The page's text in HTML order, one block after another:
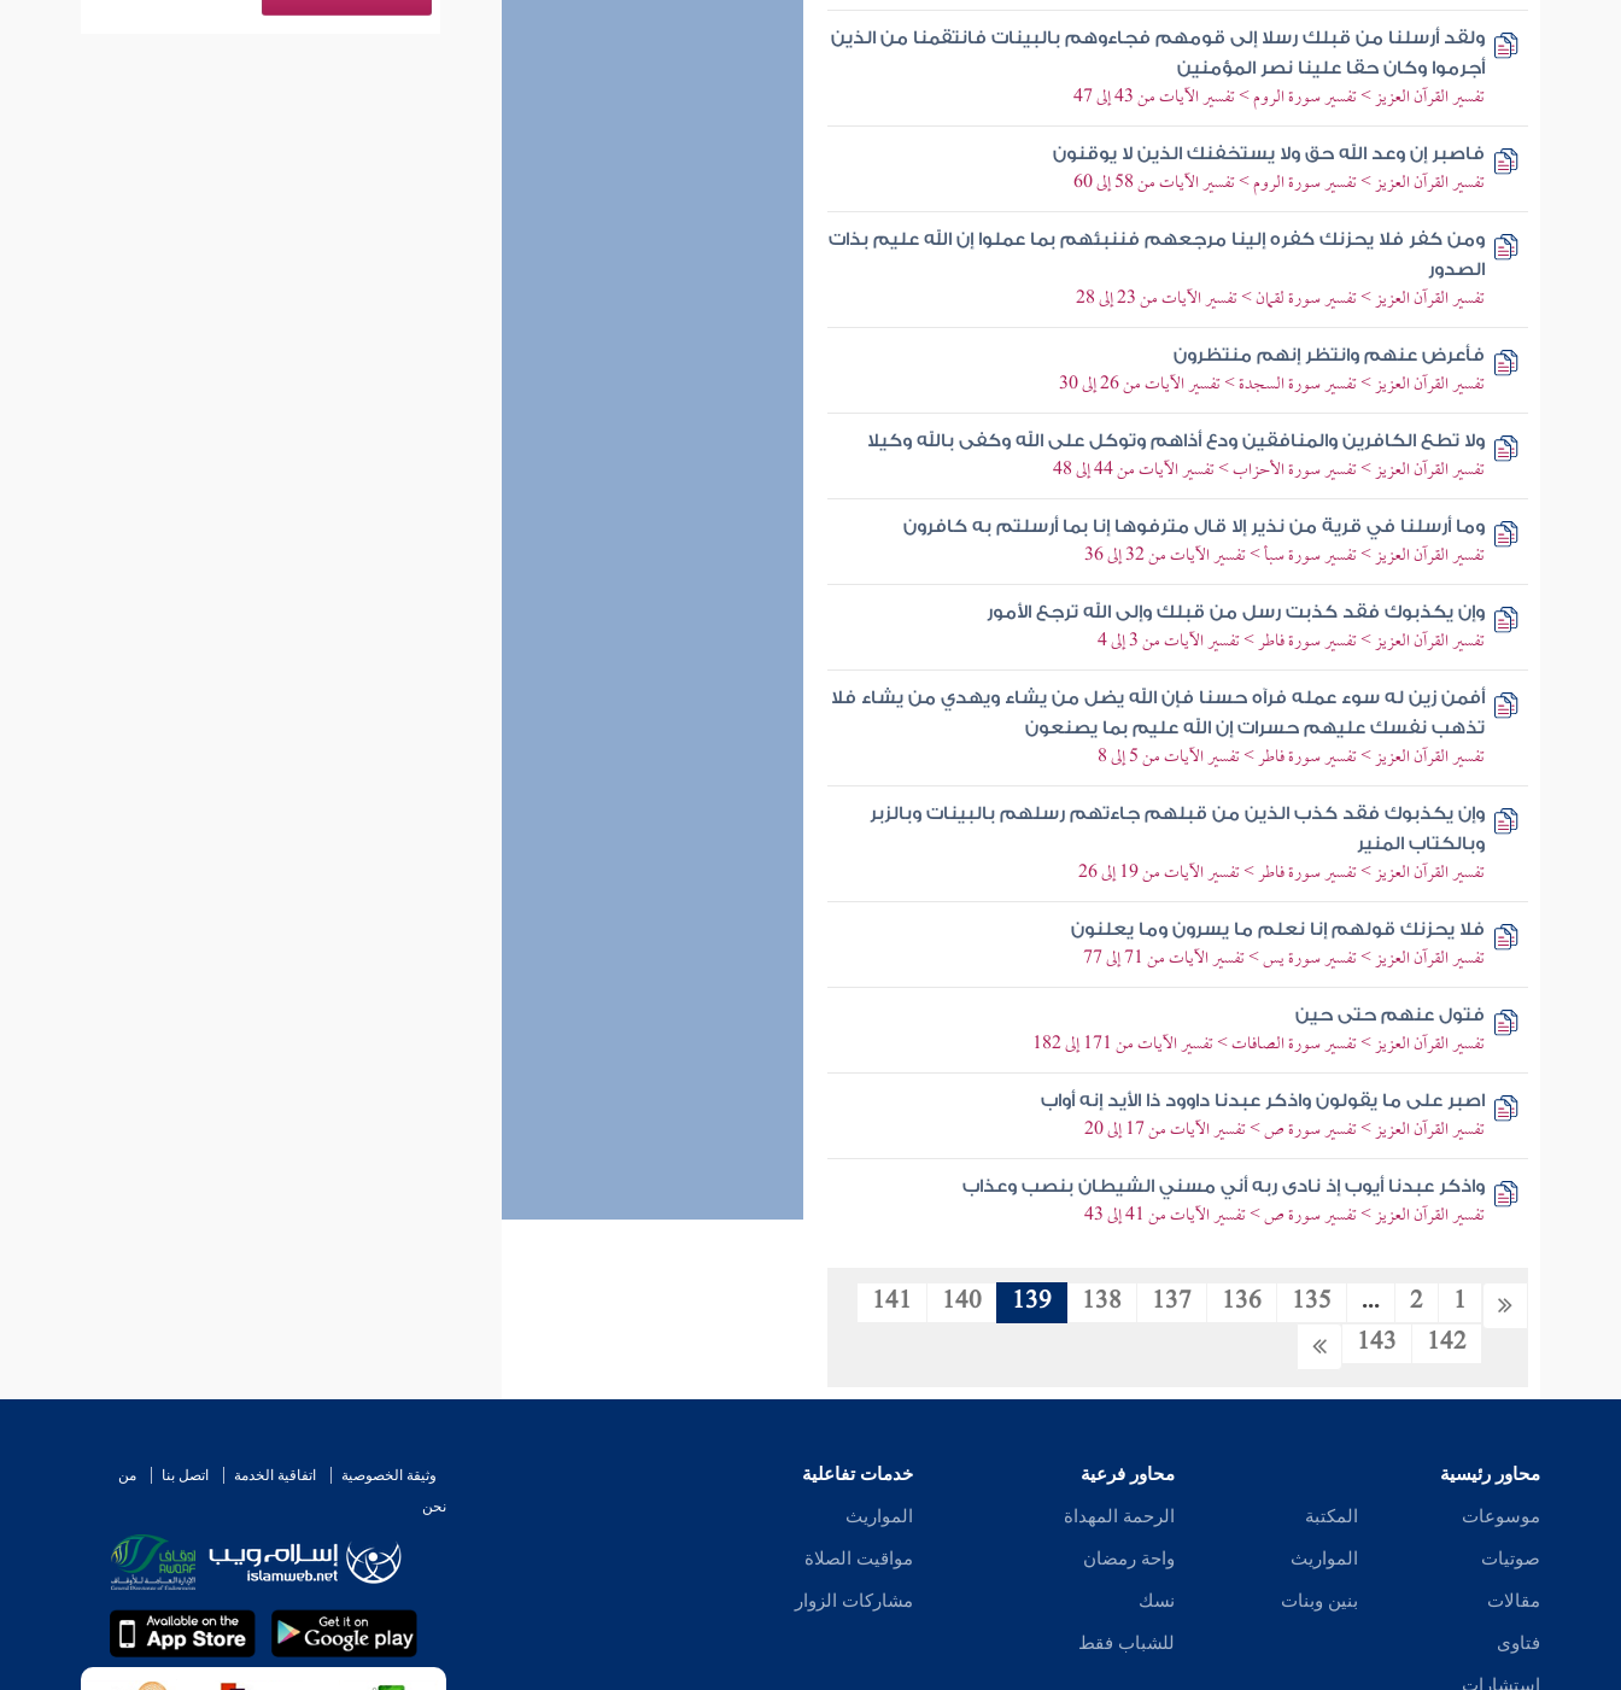
ولقد أرسلنا من قبلك رسلا إلى قومهم فجاءوهم بالبينات فانتقمنا من الذين
أجرموا وكان حقا علينا نصر المؤمنين
تفسير القرآن العزيز > تفسير سورة الروم > تفسير الآيات من 43 إلى 47
فاصبر إن وعد الله حق ولا يستخفنك الذين لا يوقنون
تفسير القرآن العزيز > تفسير سورة الروم > تفسير الآيات من 58 إلى 60
ومن كفر فلا يحزنك كفره إلينا مرجعهم فننبئهم بما عملوا إن الله عليم بذات
الصدور
تفسير القرآن العزيز > تفسير سورة لقمان > تفسير الآيات من 23 إلى 28
فأعرض عنهم وانتظر إنهم منتظرون
تفسير القرآن العزيز > تفسير سورة السجدة > تفسير الآيات من 26 إلى 30
ولا تطع الكافرين والمنافقين ودع أذاهم وتوكل على الله وكفى بالله وكيلا
تفسير القرآن العزيز > تفسير سورة الأحزاب > تفسير الآيات من 44 إلى 48
وما أرسلنا في قرية من نذير إلا قال مترفوها إنا بما أرسلتم به كافرون
تفسير القرآن العزيز > تفسير سورة سبأ > تفسير الآيات من 32 إلى 36
وإن يكذبوك فقد كذبت رسل من قبلك وإلى الله ترجع الأمور
تفسير القرآن العزيز > تفسير سورة فاطر > تفسير الآيات من 3 إلى 4
أفمن زين له سوء عمله فرآه حسنا فإن الله يضل من يشاء ويهدي من يشاء فلا
تذهب نفسك عليهم حسرات إن الله عليم بما يصنعون
تفسير القرآن العزيز > تفسير سورة فاطر > تفسير الآيات من 5 إلى 8
وإن يكذبوك فقد كذب الذين من قبلهم جاءتهم رسلهم بالبينات وبالزبر
وبالكتاب المنير
تفسير القرآن العزيز > تفسير سورة فاطر > تفسير الآيات من 19 إلى 26
فلا يحزنك قولهم إنا نعلم ما يسرون وما يعلنون
تفسير القرآن العزيز > تفسير سورة يس > تفسير الآيات من 71 إلى 77
فتول عنهم حتى حين
تفسير القرآن العزيز > تفسير سورة الصافات > تفسير الآيات من 171 إلى 182
اصبر على ما يقولون واذكر عبدنا داوود ذا الأيد إنه أواب
تفسير القرآن العزيز > تفسير سورة ص > تفسير الآيات من 17 إلى 20
واذكر عبدنا أيوب إذ نادى ربه أني مسني الشيطان بنصب وعذاب
تفسير القرآن العزيز > تفسير سورة ص > تفسير الآيات من 41 إلى 43
1
2
...
135
136
137
138
139
140
141
142
143
محاور رئيسية
موسوعات
صوتيات
مقالات
فتاوى
استشارات
المكتبة
المواريث
بنين وبنات
محاور فرعية
الرحمة المهداة
واحة رمضان
نسك
للشباب فقط
خدمات تفاعلية
المواريث
مواقيت الصلاة
مشاركات الزوار
وثيقة الخصوصية اتفاقية الخدمة اتصل بنا
من
نحن